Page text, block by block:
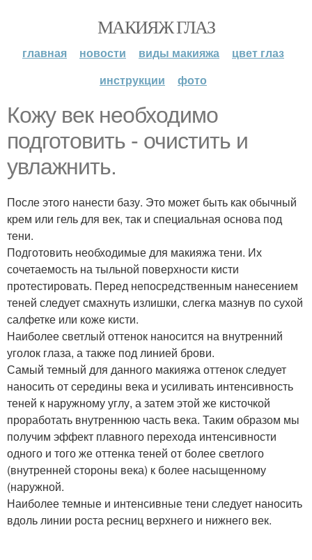
МАКИЯЖ ГЛАЗ
главная новости виды макияжа
цвет глаз
инструкции
фото
Кожу век необходимо
подготовить - очистить и
увлажнить.
После этого нанести базу. Это может быть как обычный
крем или гель для век, так и специальная основа под
тени.
Подготовить необходимые для макияжа тени. Их
сочетаемость на тыльной поверхности кисти
протестировать. Перед непосредственным нанесением
теней следует смахнуть излишки, слегка мазнув по сухой
салфетке или коже кисти.
Наиболее светлый оттенок наносится на внутренний
уголок глаза, а также под линией брови.
Самый темный для данного макияжа оттенок следует
наносить от середины века и усиливать интенсивность
теней к наружному углу, а затем этой же кисточкой
проработать внутреннюю часть века. Таким образом мы
получим эффект плавного перехода интенсивности
одного и того же оттенка теней от более светлого
(внутренней стороны века) к более насыщенному
(наружной.
Наиболее темные и интенсивные тени следует наносить
вдоль линии роста ресниц верхнего и нижнего век.